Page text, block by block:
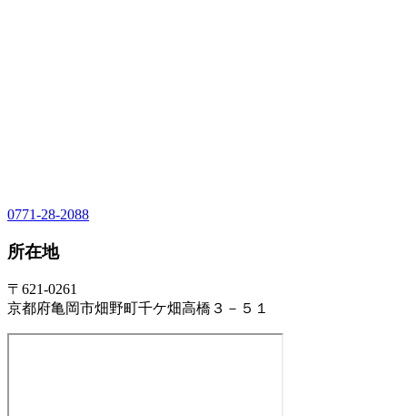
0771-28-2088
所在地
〒621-0261
京都府亀岡市畑野町千ケ畑高橋３－５１